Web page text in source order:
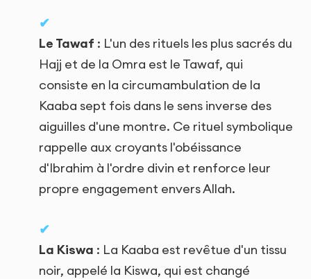
Le Tawaf : L'un des rituels les plus sacrés du
Hajj et de la Omra est le Tawaf, qui
consiste en la circumambulation de la
Kaaba sept fois dans le sens inverse des
aiguilles d'une montre. Ce rituel symbolique
rappelle aux croyants l'obéissance
d'Ibrahim à l'ordre divin et renforce leur
propre engagement envers Allah.
La Kiswa : La Kaaba est revêtue d'un tissu
noir, appelé la Kiswa, qui est changé